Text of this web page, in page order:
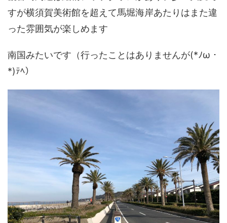
すが横須賀美術館を超えて馬堀海岸あたりはまた違
った雰囲気が楽しめます
南国みたいです（行ったことはありませんが(*ﾉω・
*)ﾃﾍ）